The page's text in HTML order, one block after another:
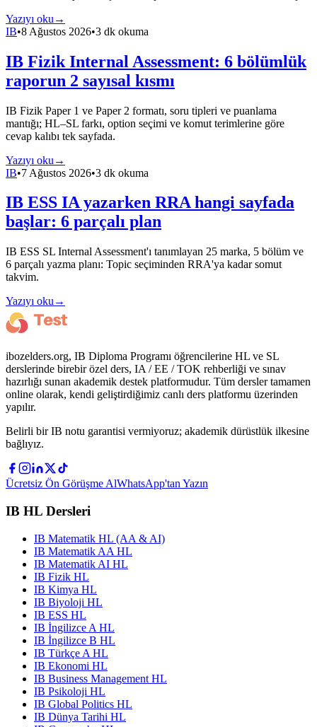
Yazıyı oku →
IB•8 Ağustos 2026•3 dk okuma
IB Fizik Internal Assessment: 6 bölümlük
raporun 2 sayısal kısmı
IB Fizik Paper 1 ve Paper 2 formatı, soru tipleri ve puanlama
mantığı; HL–SL farkı, option seçimi ve komut terimlerine göre
cevap kalıbı tek sayfada.
Yazıyı oku →
IB•7 Ağustos 2026•3 dk okuma
IB ESS IA yazarken RRA hangi sayfada
başlar: 6 parçalı plan
IB ESS SL Internal Assessment'ı tanımlayan 25 marka, 5 bölüm ve
6 parçalı yazma planı: Topic seçiminden RRA'ya kadar somut
takvim.
Yazıyı oku →
ibozelders.org, IB Diploma Programı öğrencilerine HL ve SL
derslerinde birebir özel ders, IA / EE / TOK rehberliği ve sınav
hazırlığı sunan akademik destek platformudur. Tüm dersler tamamen
online olarak, kendi geliştirdiğimiz canlı ders platformu üzerinden
yapılır.
Belirli bir IB notu garantisi vermiyoruz; akademik dürüstlük ilkesine
bağlıyız.
Ücretsiz Ön Görüşme AlWhatsApp'tan Yazın
IB HL Dersleri
IB Matematik HL (AA & AI)
IB Matematik AA HL
IB Matematik AI HL
IB Fizik HL
IB Kimya HL
IB Biyoloji HL
IB ESS HL
IB İngilizce A HL
IB İngilizce B HL
IB Türkçe A HL
IB Ekonomi HL
IB Business Management HL
IB Psikoloji HL
IB Global Politics HL
IB Dünya Tarihi HL